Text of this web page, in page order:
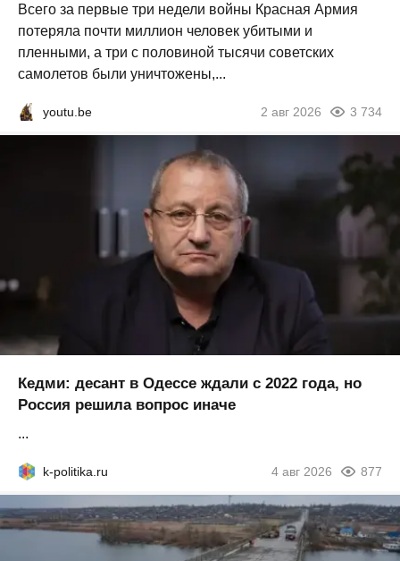
Всего за первые три недели войны Красная Армия
потеряла почти миллион человек убитыми и
пленными, а три с половиной тысячи советских
самолетов были уничтожены,...
youtu.be 2 авг 2026 3 734
Кедми: десант в Одессе ждали с 2022 года, но
Россия решила вопрос иначе
...
k-politika.ru 4 авг 2026 877